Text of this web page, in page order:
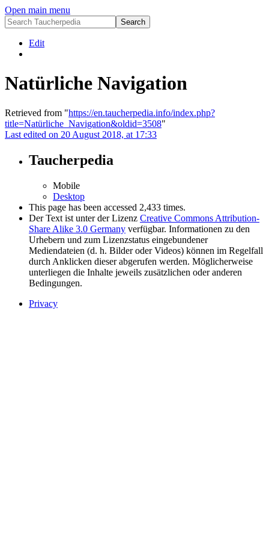
Open main menu
Edit
Natürliche Navigation
Retrieved from "https://en.taucherpedia.info/index.php?
title=Natürliche_Navigation&oldid=3508"
Last edited on 20 August 2018, at 17:33
Taucherpedia
Mobile
Desktop
This page has been accessed 2,433 times.
Der Text ist unter der Lizenz Creative Commons Attribution-
Share Alike 3.0 Germany verfügbar. Informationen zu den
Urhebern und zum Lizenzstatus eingebundener
Mediendateien (d. h. Bilder oder Videos) können im Regelfall
durch Anklicken dieser abgerufen werden. Möglicherweise
unterliegen die Inhalte jeweils zusätzlichen oder anderen
Bedingungen.
Privacy